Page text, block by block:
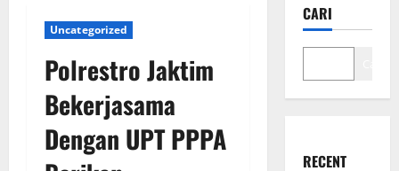
Uncategorized
Polrestro Jaktim
Bekerjasama
Dengan UPT PPPA
CARI
RECENT